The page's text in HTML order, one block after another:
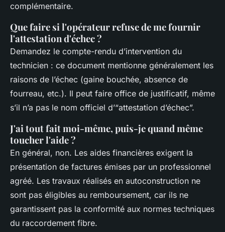
complémentaire.
Que faire si l'opérateur refuse de me fournir
l'attestation d'échec ?
Demandez le compte-rendu d’intervention du
technicien : ce document mentionne généralement les
raisons de l’échec (gaine bouchée, absence de
fourreau, etc.). Il peut faire office de justificatif, même
s’il n’a pas le nom officiel d’“attestation d’échec”.
J'ai tout fait moi-même, puis-je quand même
toucher l'aide ?
En général, non. Les aides financières exigent la
présentation de factures émises par un professionnel
agréé. Les travaux réalisés en autoconstruction ne
sont pas éligibles au remboursement, car ils ne
garantissent pas la conformité aux normes techniques
du raccordement fibre.